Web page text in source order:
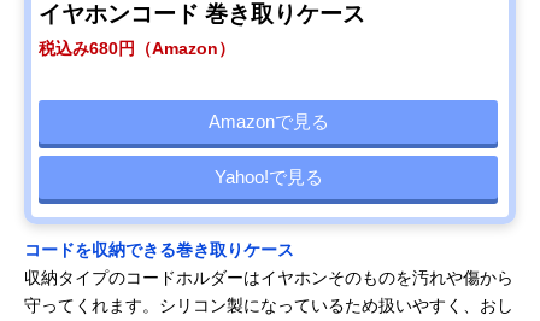
イヤホンコード 巻き取りケース
税込み680円（Amazon）
Amazonで見る
Yahoo!で見る
コードを収納できる巻き取りケース
収納タイプのコードホルダーはイヤホンそのものを汚れや傷から
守ってくれます。シリコン製になっているため扱いやすく、おし